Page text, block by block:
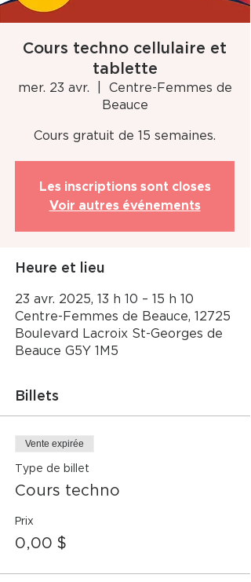
Cours techno cellulaire et
tablette
mer. 23 avr.
Centre-Femmes de
Beauce
Cours gratuit de 15 semaines.
Les inscriptions sont closes
Voir autres événements
Heure et lieu
23 avr. 2025, 13 h 10 – 15 h 10
Centre-Femmes de Beauce, 12725
Boulevard Lacroix St-Georges de
Beauce G5Y 1M5
Billets
Vente expirée
Type de billet
Cours techno
Prix
0,00 $